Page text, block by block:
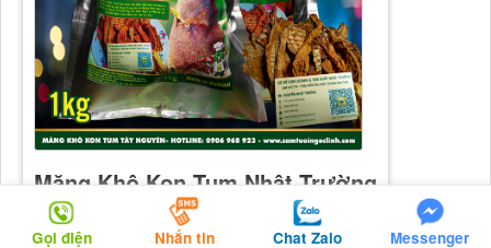
Gọi điện Nhắn tin Chat Zalo Messenger